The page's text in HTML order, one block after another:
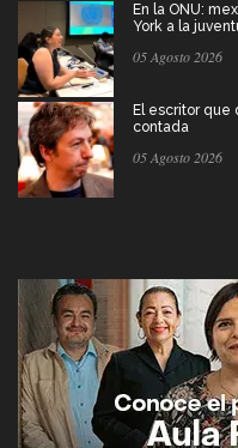
En la ONU:
York a la
05 Agosto 2026
El escritor
contada
05 Agosto 2026